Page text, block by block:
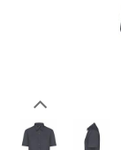
Voudriez-